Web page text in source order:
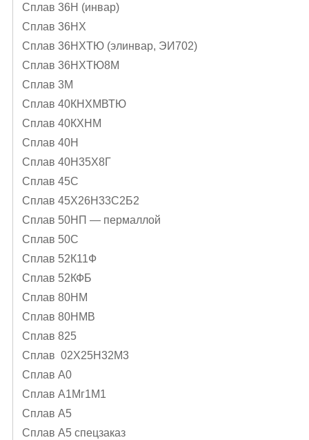
Сплав 36Н (инвар)
Сплав 36НХ
Сплав 36НХТЮ (элинвар, ЭИ702)
Сплав 36НХТЮ8М
Сплав 3М
Сплав 40КНХМВТЮ
Сплав 40КХНМ
Сплав 40Н
Сплав 40Н35Х8Г
Сплав 45С
Сплав 45Х26Н33С2Б2
Сплав 50НП — пермаллой
Сплав 50С
Сплав 52К11Ф
Сплав 52КФБ
Сплав 80НМ
Сплав 80НМВ
Сплав 825
Сплав 02Х25Н32М3
Сплав А0
Сплав А1Mг1M1
Сплав А5
Сплав А5 спецзаказ